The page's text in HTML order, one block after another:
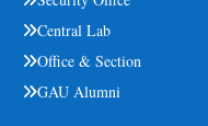
Central Lab
Office & Section
GAU Alumni